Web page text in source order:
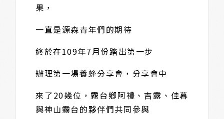
果，
一直是源森青年們的期待
終於在109年7月份踏出第一步
辦理第一場養蜂分享會，分享會中
來了20幾位，霧台鄉阿禮、吉露、佳暮
與神山霧台的夥伴們共同參與